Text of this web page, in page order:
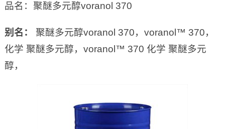
品名：聚醚多元醇voranol 370
别名：
聚醚多元醇voranol 370，voranol™ 370，
化学 聚醚多元醇，voranol™ 370 化学 聚醚多元
醇，